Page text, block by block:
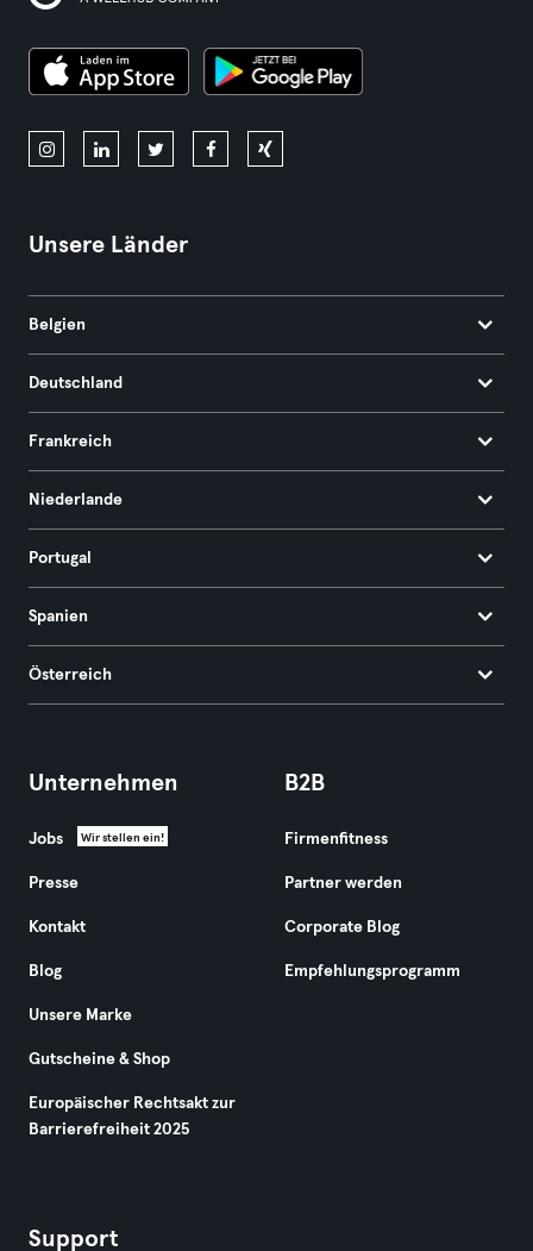
Unsere Länder
Belgien
Deutschland
Frankreich
Niederlande
Portugal
Spanien
Österreich
Unternehmen
Jobs Wir stellen ein!
Presse
Kontakt
Blog
Unsere Marke
Gutscheine & Shop
Europäischer Rechtsakt zur
Barrierefreiheit 2025
B2B
Firmenfitness
Partner werden
Corporate Blog
Empfehlungsprogramm
Support